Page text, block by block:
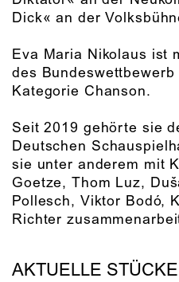
Dick« an der
Eva Maria Nikolaus ist
des
Kategorie Chanson.
Seit 2019 gehörte sie
Deutschen
sie unter anderem mit
Goetze, Thom Luz,
Pollesch, Viktor Bodó,
Richter
AKTUELLE STÜCKE